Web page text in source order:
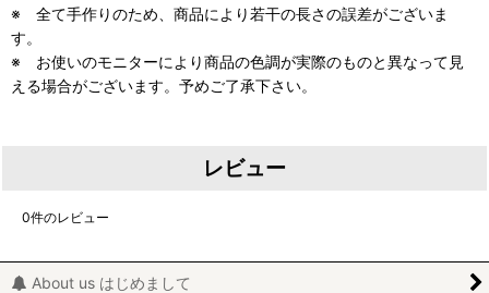
※ 全て手作りのため、商品により若干の長さの誤差がございま
す。
※ お使いのモニターにより商品の色調が実際のものと異なって見
える場合がございます。予めご了承下さい。
レビュー
0件のレビュー
About us はじめまして